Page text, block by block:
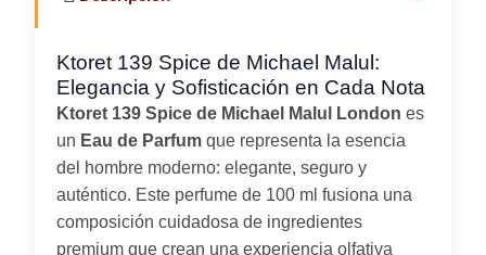
Ktoret 139 Spice de Michael Malul:
Elegancia y Sofisticación en Cada Nota
Ktoret 139 Spice de Michael Malul London es
un Eau de Parfum que representa la esencia
del hombre moderno: elegante, seguro y
auténtico. Este perfume de 100 ml fusiona una
composición cuidadosa de ingredientes
premium que crean una experiencia olfativa